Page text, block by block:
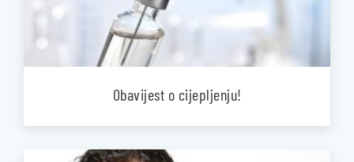
Obavijest o cijepljenju!